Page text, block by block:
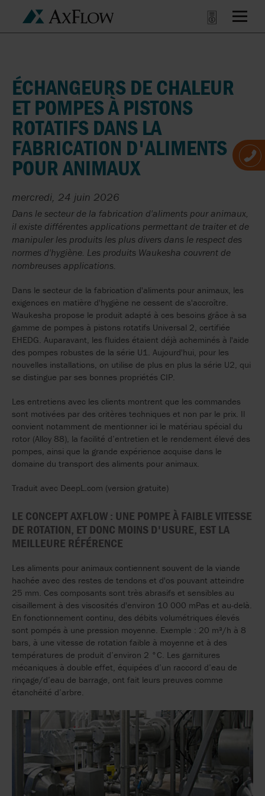
ÉCHANGEURS DE CHALEUR
ET POMPES À PISTONS
ROTATIFS DANS LA
FABRICATION D'ALIMENTS
POUR ANIMAUX
mercredi, 24 juin 2026
Dans le secteur de la fabrication d'aliments pour animaux,
il existe différentes applications permettant de traiter et de
manipuler les produits les plus divers dans le respect des
normes d'hygiène. Les produits Waukesha couvrent de
nombreuses applications.
Dans le secteur de la fabrication d'aliments pour animaux, les
exigences en matière d'hygiène ne cessent de s'accroître.
Waukesha propose le produit adapté à ces besoins grâce à sa
gamme de pompes à pistons rotatifs Universal 2, certifiée
EHEDG. Auparavant, les fluides étaient déjà acheminés à l'aide
des pompes robustes de la série U1. Aujourd'hui, pour les
nouvelles installations, on utilise de plus en plus la série U2, qui
se distingue par ses bonnes propriétés CIP.
Les entretiens avec les clients montrent que les commandes
sont motivées par des critères techniques et non par le prix. Il
convient notamment de mentionner ici le matériau spécial du
rotor (Alloy 88), la facilité d’entretien et le rendement élevé des
pompes, ainsi que la grande expérience acquise dans le
domaine du transport des aliments pour animaux.
Traduit avec DeepL.com (version gratuite)
LE CONCEPT AXFLOW : UNE POMPE À FAIBLE VITESSE
DE ROTATION, ET DONC MOINS D'USURE, EST LA
MEILLEURE RÉFÉRENCE
Les aliments pour animaux contiennent souvent de la viande
hachée avec des restes de tendons et d'os pouvant atteindre
25 mm. Ces composants sont très abrasifs et sensibles au
cisaillement à des viscosités d'environ 10 000 mPas et au-delà.
En fonctionnement continu, des débits volumétriques élevés
sont pompés à une pression moyenne. Exemple : 20 m³/h à 8
bars, à une vitesse de rotation faible à moyenne et à des
températures de produit d’environ 2 °C. Les garnitures
mécaniques à double effet, équipées d’un raccord d’eau de
rinçage/d’eau de barrage, ont fait leurs preuves comme
étanchéité d’arbre.